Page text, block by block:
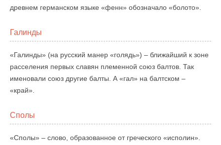
древнем германском языке «фенн» обозначало «болото».
Галинды
«Галинды» (на русский манер «голядь») – ближайший к зоне
расселения первых славян племенной союз балтов. Так
именовали союз другие балты. А «гал» на балтском –
«край».
Сполы
«Сполы» – слово, образованное от греческого «исполин».